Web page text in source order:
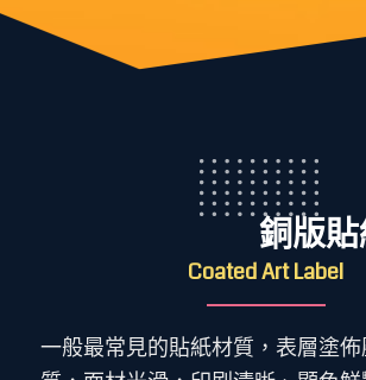
銅版
Coated Art Label
一般最常見的貼紙材質，表層塗